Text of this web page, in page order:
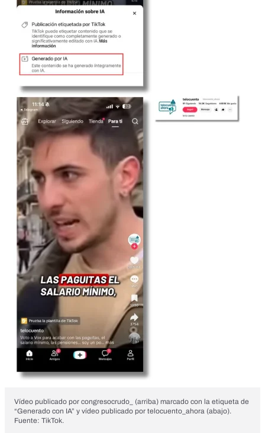
Vídeo publicado por congresocrudo_ (arriba) marcado con la etiqueta de
“Generado con IA” y vídeo publicado por telocuento_ahora (abajo).
Fuente: TikTok.